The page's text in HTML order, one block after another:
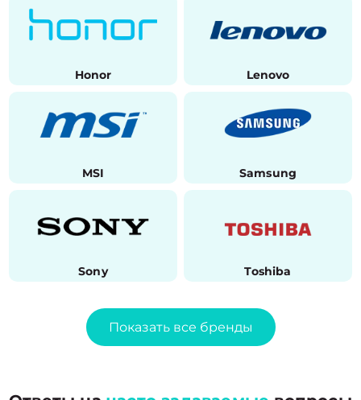
Honor Lenovo
MSI Samsung
Sony Toshiba
Показать все бренды